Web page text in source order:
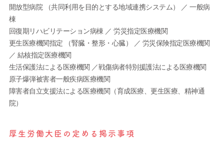
開放型病院 （共同利用を目的とする地域連携システム） ／ 一般病
棟
回復期リハビリテーション病棟 ／ 労災指定医療機関
更生医療機関指定 （腎臓・整形・心臓） ／ 労災保険指定医療機関
／ 結核指定医療機関
生活保護法による医療機関 ／戦傷病者特別援護法による医療機関
原子爆弾被害者一般疾病医療機関
障害者自立支援法による医療機関（育成医療、更生医療、精神通
院）
厚生労働大臣の定める掲示事項